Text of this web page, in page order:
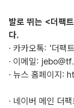
발로 뛰는 <더팩
다.
· 카카오톡: '더팩
· 이메일:
· 뉴스 홈페이지:
· 네이버 메인 더